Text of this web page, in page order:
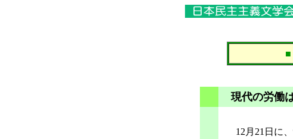
■
現代の労働
12月21日に